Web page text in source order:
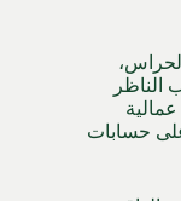
الناظر
حسابات